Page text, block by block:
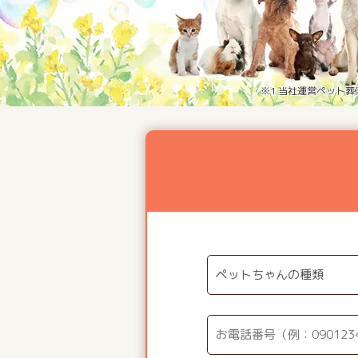
※1 当社運営ペット葬